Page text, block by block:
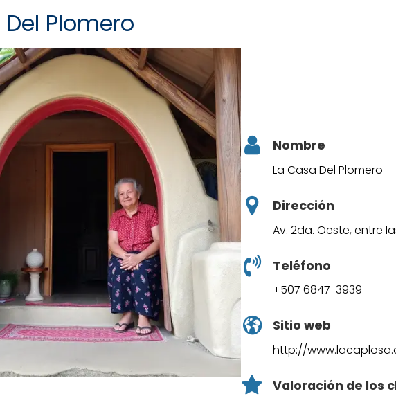
Plomero
Nombre
La Casa Del Plomero
Dirección
Av. 2da. Oeste, entre
Teléfono
+507 6847-3939
Sitio web
http://
Valoración de los